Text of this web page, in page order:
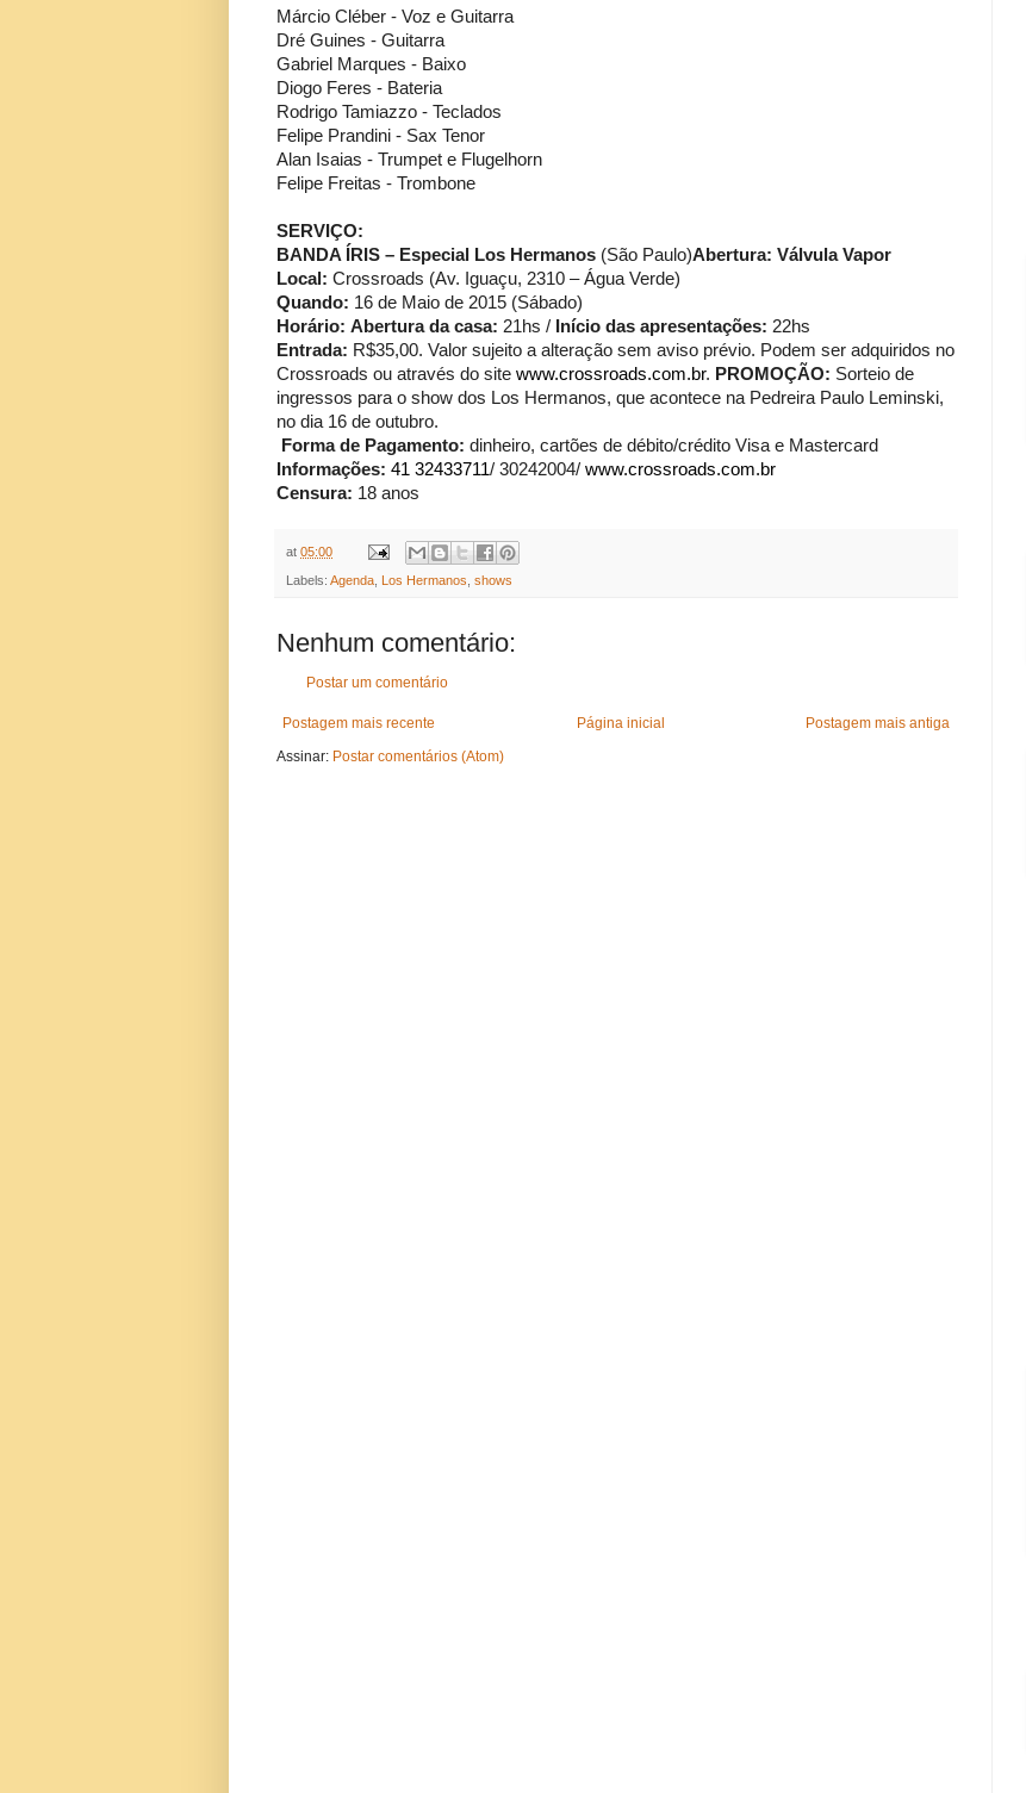
Márcio Cléber - Voz e Guitarra
Dré Guines - Guitarra
Gabriel Marques - Baixo
Diogo Feres - Bateria
Rodrigo Tamiazzo - Teclados
Felipe Prandini - Sax Tenor
Alan Isaias - Trumpet e Flugelhorn
Felipe Freitas - Trombone
SERVIÇO:
BANDA ÍRIS – Especial Los Hermanos (São Paulo)Abertura: Válvula Vapor
Local: Crossroads (Av. Iguaçu, 2310 – Água Verde)
Quando: 16 de Maio de 2015 (Sábado)
Horário: Abertura da casa: 21hs / Início das apresentações: 22hs
Entrada: R$35,00. Valor sujeito a alteração sem aviso prévio. Podem ser adquiridos no
Crossroads ou através do site www.crossroads.com.br. PROMOÇÃO: Sorteio de
ingressos para o show dos Los Hermanos, que acontece na Pedreira Paulo Leminski,
no dia 16 de outubro.
Forma de Pagamento: dinheiro, cartões de débito/crédito Visa e Mastercard
Informações: 41 32433711/ 30242004/ www.crossroads.com.br
Censura: 18 anos
at 05:00
Labels: Agenda Los Hermanos shows
Nenhum comentário:
Postar um comentário
Postagem mais recente Postagem mais antiga
Página inicial
Assinar: Postar comentários (Atom)